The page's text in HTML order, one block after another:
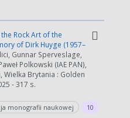
generowanie pliku
można ograniczyć dane np.
zakres lat.
Rock Art of the
of Dirk Huyge (1957–
Gunnar Sperveslage,
Polkowski (IAE PAN),
Wielka Brytania : Golden
- 317 s.
monografii naukowej 10